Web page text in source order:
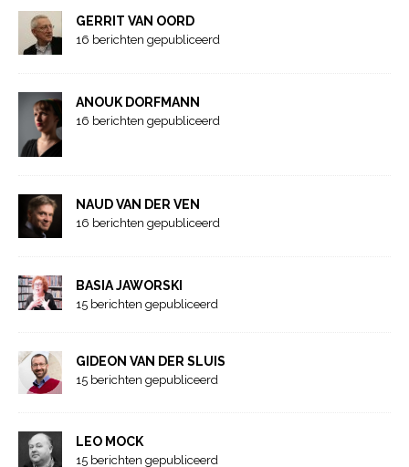
GERRIT VAN OORD
16 berichten gepubliceerd
ANOUK DORFMANN
16 berichten gepubliceerd
NAUD VAN DER VEN
16 berichten gepubliceerd
BASIA JAWORSKI
15 berichten gepubliceerd
GIDEON VAN DER SLUIS
15 berichten gepubliceerd
LEO MOCK
15 berichten gepubliceerd